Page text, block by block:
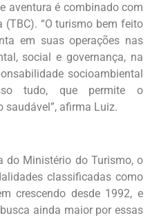
aventura é combinado com
“O turismo bem feito
em suas operações nas
social e governança, na
socioambiental
tudo, que permite o
afirma Luiz.
do Ministério do Turismo, o
classificadas como
crescendo desde 1992, e
ainda maior por essas